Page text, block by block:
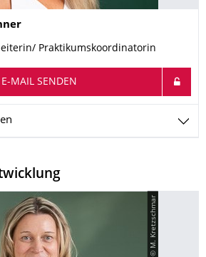
Praktikumskoordinatorin
E-MAIL SENDEN
© M. Kretzschmar